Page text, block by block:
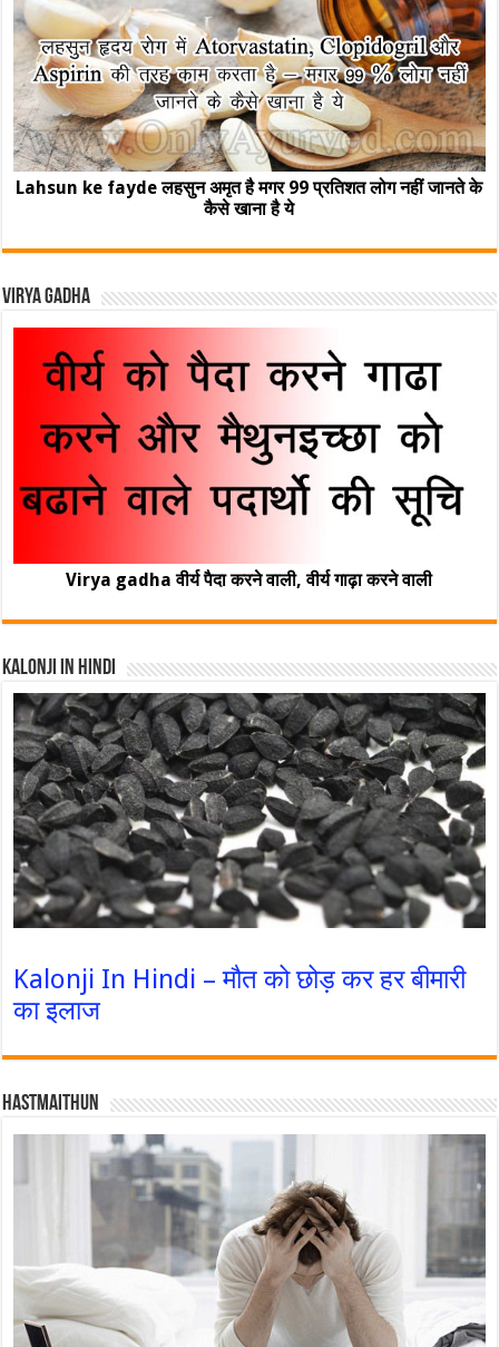
Lahsun ke fayde लहसुन अमृत है मगर 99 प्रतिशत लोग नहीं जानते के
कैसे खाना है ये
Virya Gadha
Virya gadha वीर्य पैदा करने वाली, वीर्य गाढ़ा करने वाली
Kalonji In Hindi
Kalonji In Hindi – मौत को छोड़ कर हर बीमारी
का इलाज
Hastmaithun